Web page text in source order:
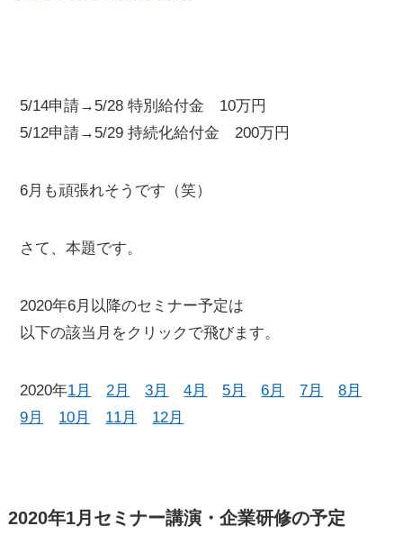
5/14申請→5/28 特別給付金 10万円
5/12申請→5/29 持続化給付金 200万円
6月も頑張れそうです（笑）
さて、本題です。
2020年6月以降のセミナー予定は
以下の該当月をクリックで飛びます。
2020年1月 2月 3月 4月 5月 6月 7月
8月
9月
10月 11月 12月
2020年1月セミナー講演・企業研修の予定